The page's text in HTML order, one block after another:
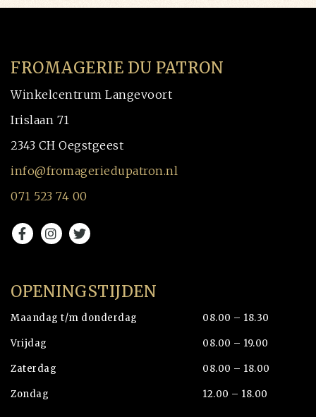
FROMAGERIE DU PATRON
Winkelcentrum Langevoort
Irislaan 71
2343 CH Oegstgeest
info@fromageriedupatron.nl
071 523 74 00
OPENINGSTIJDEN
Maandag t/m donderdag 08.00 – 18.30
Vrijdag 08.00 – 19.00
Zaterdag 08.00 – 18.00
Zondag 12.00 – 18.00